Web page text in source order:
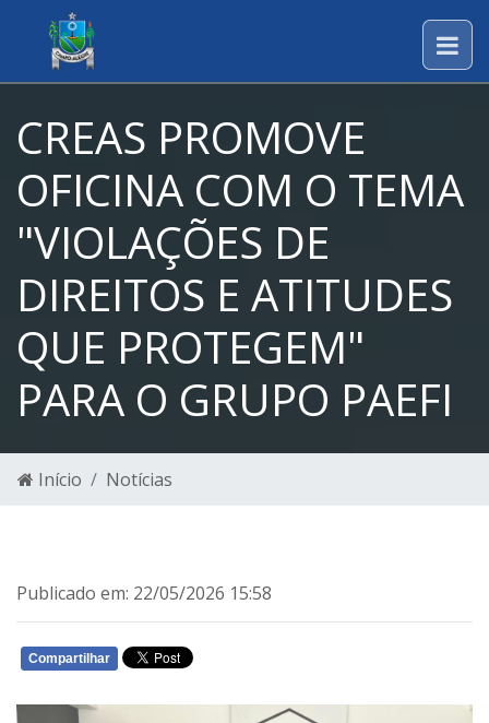
CREAS PROMOVE
OFICINA COM O TEMA
"VIOLAÇÕES DE
DIREITOS E ATITUDES
QUE PROTEGEM"
PARA O GRUPO PAEFI
Início Notícias
Publicado em: 22/05/2026 15:58
Compartilhar